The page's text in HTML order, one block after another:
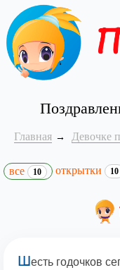
Главная Девочке
все 10 открытки 10
Шесть годочков